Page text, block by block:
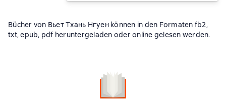
Bücher von Вьет Тхань Нгуен können in den Formaten fb2,
txt, epub, pdf heruntergeladen oder online gelesen werden.